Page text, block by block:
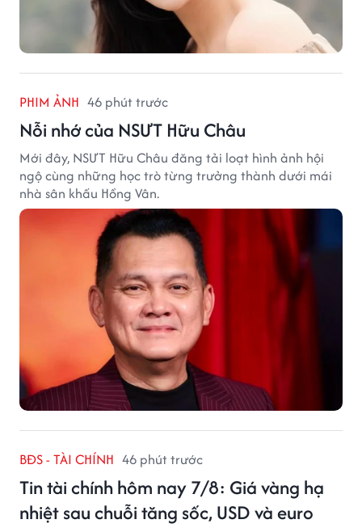
PHIM ẢNH 46 phút trước
Nỗi nhớ của NSƯT Hữu Châu
Mới đây, NSƯT Hữu Châu đăng tải loạt hình ảnh hội
ngộ cùng những học trò từng trưởng thành dưới mái
nhà sân khấu Hồng Vân.
BĐS - TÀI CHÍNH 46 phút trước
Tin tài chính hôm nay 7/8: Giá vàng hạ
nhiệt sau chuỗi tăng sốc, USD và euro